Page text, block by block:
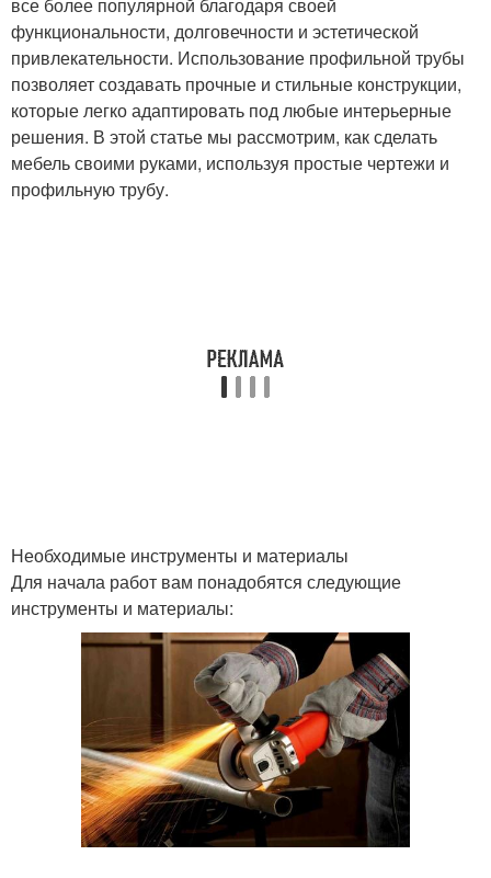
функциональности, долговечности и эстетической
привлекательности. Использование профильной трубы
позволяет создавать прочные и стильные конструкции,
которые легко адаптировать под любые интерьерные
решения. В этой статье мы рассмотрим, как сделать
мебель своими руками, используя простые чертежи и
профильную трубу.
Необходимые инструменты и материалы
Для начала работ вам понадобятся следующие
инструменты и материалы: